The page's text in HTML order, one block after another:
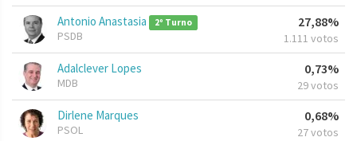
Antonio Anastasia 2º Turno
PSDB
27,88%
1.111 votos
Adalclever Lopes
MDB
0,73%
29 votos
Dirlene Marques
PSOL
0,68%
27 votos